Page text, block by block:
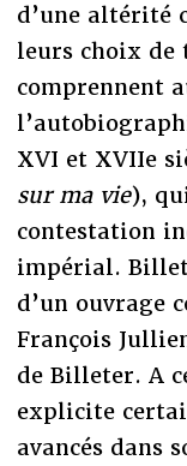
d’une altérité
leurs choix de
comprennent
XVI et XVIIe
sur ma vie),
contestation
impérial.
d’un ouvrage
François
de Billeter. A
explicite
avancés dans